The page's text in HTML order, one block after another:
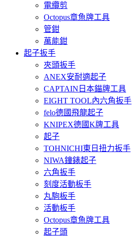
電纜剪
Octopus章魚牌工具
管鉗
萬能鉗
起子扳手
夾頭扳手
ANEX安耐適起子
CAPTAIN日本錨牌工具
EIGHT TOOL內六角扳手
felo德國飛龍起子
KNIPEX德國K牌工具
起子
TOHNICHI東日扭力扳手
NIWA鐘錶起子
六角扳手
刻度活動板手
丸駒板手
活動板手
Octopus章魚牌工具
起子頭